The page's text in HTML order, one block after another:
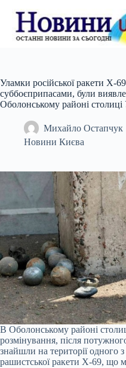
вмісту
Уламки російської ракети Х-
суббоєприпасами, були
Оболонському районі столиці
Михайло Остапчук
Новини Києва
В Оболонському районі
розмінування, після
знайшли на території одного
рашистської ракети Х-69, що